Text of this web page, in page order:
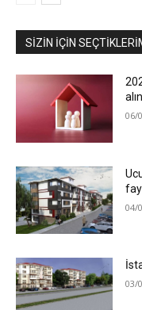
SIZIN İÇIN
06/
04/
03/